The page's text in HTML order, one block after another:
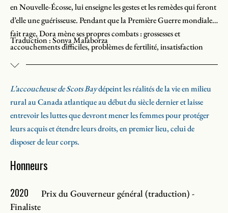
en Nouvelle-Écosse, lui enseigne les gestes et les remèdes qui feront
d’elle une guérisseuse. Pendant que la Première Guerre mondiale
fait rage, Dora mène ses propres combats : grossesses et
accouchements difficiles, problèmes de fertilité, insatisfaction
monde – aux médecins, surtout, qui y voient un obstacle à leur
nouvelle pratique en obstétrique – et va lui causer de graves
ennuis.
Traduction : Sonya Malaborza
L’accoucheuse de Scots Baydépeint les réalités de la vie en milieu
rural au Canada atlantique au début du siècle dernier et laisse
entrevoir les luttes que devront mener les femmes pour protéger
leurs acquis et étendre leurs droits, en premier lieu, celui de
disposer de leur corps.
Honneurs
2020
Prix du Gouverneur général (traduction) -
Finaliste